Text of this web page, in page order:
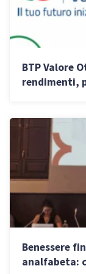
BTP Valore
rendimenti,
Benessere
analfabeta: